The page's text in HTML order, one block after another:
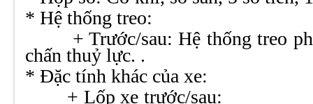
* Hệ thống treo:
+ Trước/sau: Hệ thống treo
chấn thuỷ lực. .
* Đặc tính khác của xe:
+ Lốp xe